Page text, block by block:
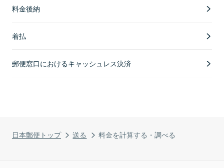
日本郵便トップ 送る 料金を計算する・調べる
料金後納
着払
郵便窓口におけるキャッシュレス決済